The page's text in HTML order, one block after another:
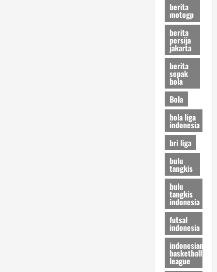
berita
motogp
berita
persija
jakarta
berita
sepak
bola
Bola
bola liga
indonesia
bri liga
bulu
tangkis
bulu
tangkis
indonesia
futsal
indonesia
indonesian
basketball
league